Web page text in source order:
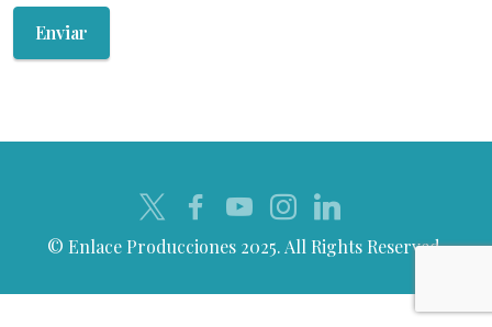
Enviar
© Enlace Producciones 2025. All Rights Reserved.